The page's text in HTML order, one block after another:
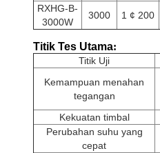
RXHG-B-
3000W
3000 1 ¢ 200
Titik Tes Utama:
Titik Uji
Kemampuan menahan
tegangan
Kekuatan timbal
Perubahan suhu yang
cepat